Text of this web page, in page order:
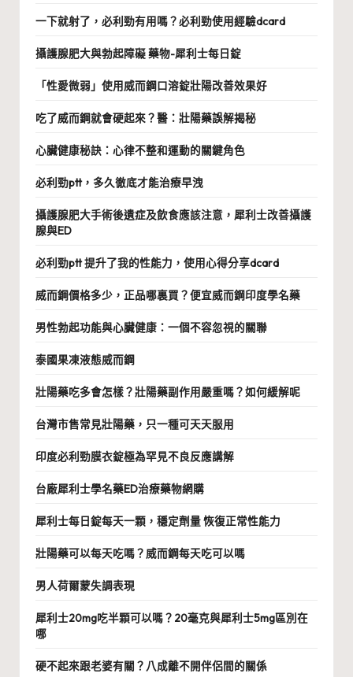
一下就射了，必利勁有用嗎？必利勁使用經驗dcard
攝護腺肥大與勃起障礙 藥物-犀利士每日錠
「性愛微弱」使用威而鋼口溶錠壯陽改善效果好
吃了威而鋼就會硬起來？醫：壯陽藥誤解揭秘
心臟健康秘訣：心律不整和運動的關鍵角色
必利勁ptt，多久徹底才能治療早洩
攝護腺肥大手術後遺症及飲食應該注意，犀利士改善攝護
腺與ED
必利勁ptt 提升了我的性能力，使用心得分享dcard
威而鋼價格多少，正品哪裏買？便宜威而鋼印度學名藥
男性勃起功能與心臟健康：一個不容忽視的關聯
泰國果凍液態威而鋼
壯陽藥吃多會怎樣？壯陽藥副作用嚴重嗎？如何緩解呢
台灣市售常見壯陽藥，只一種可天天服用
印度必利勁膜衣錠極為罕見不良反應講解
台廠犀利士學名藥ED治療藥物網購
犀利士每日錠每天一顆，穩定劑量 恢復正常性能力
壯陽藥可以每天吃嗎？威而鋼每天吃可以嗎
男人荷爾蒙失調表現
犀利士20mg吃半顆可以嗎？20毫克與犀利士5mg區別在
哪
硬不起來跟老婆有關？八成離不開伴侶間的關係